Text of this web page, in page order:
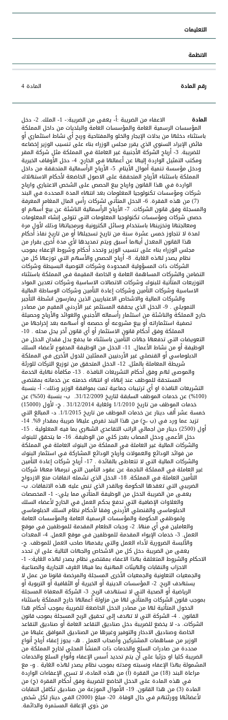
المادة 4
الاعفاء من الضريبة :أ- يعفى من الضريبة:- 1- الملك. 2- دخل
المؤسسات الرسمية العامة والمؤسسات العامة والبلديات من داخل المملكة
باستثناء دخلها من بدلات الإيجار والخلو والمفتاحية وربح أي نشاط استثماري أو
فائض الإيراد السنوي الذي يقرر مجلس الوزراء بناء على تنسيب الوزير إخضاعه
للضريبة. 3- أرباح الشركة الأجنبية غير العاملة في المملكة مثل شركة المقر
ومكتب التمثيل الواردة إليها عن أعمالها في الخارج. 4- دخل الأوقاف الخيرية
ودخل مؤسسة تنمية أموال الأيتام. 5- الأرباح الرأسمالية المتحققة من داخل
المملكة باستثناء الأرباح المتحققة على الاصول الخاضعة لأحكام الاستهلاك
الواردة في هذا القانون وارباح بيع الحصص على الشخص الاعتباري وارباح
شركات ومؤسسات تكنولوجيا المعلومات بعد انتهاء المدة المحددة في البند
(7) من هذه الفقرة. 6- الدخل المتأتي لشركات رأس المال المغامر المعرفة
والمسجلة وفق قانون الشركات. 7- الأرباح الرأسمالية الناشئة عن بيع أسهم او
حصص شركات ومؤسسات تكنولوجيا المعلومات التي تتولى إنشاء المعلومات
ومعالجتها وتخزينها باستخدام وسائل الكترونية وبرمجياتها وذلك لأول مرة
لمدة لا تتجاوز خمس عشرة سنة من تاريخ تسجيلها أو من تاريخ نفاذ أحكام
هذا القانون المعدل أيهما أسبق ويتم تمديدها لأي مدة أخرى بقرار من
مجلس الوزراء بناء على تنسيب الوزير وتحدد أحكام وشروط الإعفاء بموجب
نظام يصدر لهذه الغاية. 8- أرباح الحصص والأسهم التي توزعها كل من
الشركات ذات المسؤولية المحدودة وشركات التوصية البسيطة وشركات
التضامن والشركات المساهمة العامة و الخاصة المقيمة في المملكة باستثناء
التوزيعات المتأتية للبنوك وشركات الاتصالات الاساسية وشركات تعدين المواد
الاساسية وشركات التأمين وشركات إعادة التأمين وشركات الوساطة المالية
والشركات المالية والاشخاص الاعتباريين الذين يمارسون انشطة التأجير
التمويلي . 9- الدخل الذي يحققه المستثمر غير الأردني المقيم من مصادر
خارج المملكة والناشئة من استثمار رأسماله الأجنبي والعوائد والأرباح وحصيلة
تصفية استثماراته أو بيع مشروعه أو حصصه أو أسهمه بعد إخراجها من
المملكة وفق أحكام قانون الاستثمار أو أي قانون آخر يحل محله . 10-
التعويضات التي تدفعها جهات التأمين باستثناء ما يدفع بدل فقدان الدخل من
الوظيفة أو من نشاط الأعمال. 11- الدخل من الوظيفة المدفوع لأعضاء السلك
الدبلوماسي أو القنصلي غير الأردنيين الممثلين للدول الأخرى في المملكة
شريطة المعاملة بالمثل. 12- الدخل المتحقق من توزيع التركات للورثة
والموصى لهم وفق أحكام التشريعات النافذة . 13- مكافأة نهاية الخدمة
المستحقة للموظف عند إنهاء او انتهاء خدمته عن خدماته بمقتضى
التشريعات النافذة او أي ترتيبات جماعية تمت بموافقة الوزير وذلك:- ‌أ- بنسبة
(100%) عن خدمات الموظف السابقة لتاريخ 31/12/2009. ‌ ب- بنسبة (50%) عن
خدمات الموظف من تاريخ 1/1/2010 ولغاية 31/12/2014 . ‌ج- لأول (15000)
خمسة عشر ألف دينار عن خدمات الموظف من تاريخ 1/1/2015. د- المبالغ التي
تزيد عما ورد في (ب ،ج) من هذا البند تفرض عليها ضريبة بمقدار 9%. 14-
أول (2500) دينار من اجمالي الراتب التقاعدي الشهري بما فيه المعلولية . 15-
دخل الأعمى ودخل المصاب بعجز كلي من الوظيفة. 16- ما يتحقق للبنوك
والشركات المالية غير العاملة في المملكة من البنوك العاملة في المملكة
من فوائد الودائع والعمولات وأرباح الودائع المشاركة في استثمار البنوك
والشركات المالية التي لا تتعاطى بالفائدة . 17- أرباح شركات إعادة التأمين
غير العاملة في المملكة الناجمة عن عقود التأمين التي تبرمها معها شركات
التأمين العاملة في المملكة. 18- الدخل الذي تشمله اتفاقات منع الازدواج
الضريبي التي تعقدها الحكومة وبالقدر الذي تنص عليه هذه الاتفاقات. ب-
يعفـى من الضريبة الدخل من الوظيفة المتأتي مما يلي:- 1- المخصصات
والعلاوات الإضافية التي تدفع بحكم العمل في الخارج لأعضاء السلك
الدبلوماسي والقنصلي الأردني وفقا لأحكام نظام السلك الدبلوماسي
ولموظفي الحكومة والمؤسسات الرسمية العامة والمؤسسات العامة
والعاملين في أي منها. 2- وجبات الطعام المقدمة للموظفين في موقع
العمل. 3- خدمات الإيواء المقدمة للموظفين في موقع العمل. 4- المعدات
والألبسة الضرورية لأداء العمل والتي يقدمها صاحب العمل للموظف. ج-
يعفى من الضريبة دخل كل من الاشخاص والجهات التالية على ان تحدد
الاحكام والشروط المتعلقة بهذا الاعفاء بمقتضى نظام يصدر لهذه الغاية:- 1-
الاحزاب والنقابات والهيئات المهنية بما فيها الغرف التجارية والصناعية
والجمعيات التعاونية والجمعيات الأخرى المسجلة والمرخصة قانونا من عمل لا
يستهدف الربح. 2- المؤسسات الدينية أو الخيرية أو الثقافية أو التربوية أو
الرياضية أو الصحية التي لا تستهدف الربح. 3- الشركة المعفاة المسجلة
بموجب قانون الشركات والمتأتي لها من مزاولة أعمالها خارج المملكة باستثناء
الدخول المتأتية لها من مصادر الدخل الخاضعة للضريبة بموجب أحكام هذا
القانون . 4- الشركة التي لا تهدف إلى تحقيق الربح المسجلة بموجب قانون
الشركات. د- لا يخضع للضريبة دخل صناديق التقاعد العامة أو صناديق التقاعد
الخاصة وصناديق الادخار والتوفير وغيرها من الصناديق الموافق عليها من
الوزير من مساهمات المشتركين وأصحاب العمل . هـ- يجوز إعفاء أرباح أنواع
محددة من صادرات السلع والخدمات ذات المنشأ المحلي لخارج المملكة من
الضريبة كليا او جزئيا على أن يتم تحديد أسس الإعفاء وأنواع السلع والخدمات
المشمولة بهذا الإعفاء ونسبته ومدته بموجب نظام يصدر لهذه الغاية . و- مع
مراعاة البند (18) من الفقرة (أ) من هذه المادة، لا تسري الإعفاءات الواردة
في هذه المادة على الدخل الخاضع للضريبة وفق أحكام الفقرة (ج) من
المادة (3) من هذا القانون. 19- الأموال الموزعة من صناديق تكافل النقابات
لأعضائها وورثتهم في حال الوفاة. 20- مبلغ (2000) الفي دينار لكل شخص
من ذوي الإعاقة المستمرة والدائمة.